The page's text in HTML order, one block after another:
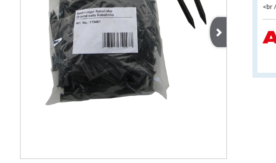
<br